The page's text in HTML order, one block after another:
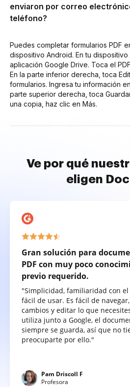
enviaron por correo
teléfono?
Puedes completar formularios PDF
dispositivo Android. En tu
aplicación Google Drive. Toca el
En la parte inferior derecha, toca
formularios. Ingresa tu información
parte superior derecha, toca
una copia, haz clic en Más.
Ve por qué
eligen
Gran solución para
PDF con muy poco
previo requerido.
"Simplicidad, familiaridad con
fácil de usar. Es fácil de
cambios y editar lo que
utiliza junto a Google, el
siempre se guarda, así que no
preocuparte por ello."
Pam Driscoll F
Profesora